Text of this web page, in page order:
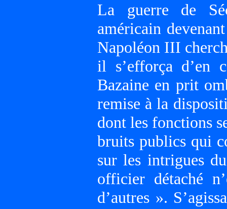
La guerre de
américain
Napoléon III
il s’efforça d’en
Bazaine en prit
remise à la
dont les fonctions
bruits publics qui
sur les intrigues
officier détaché
d’autres ».